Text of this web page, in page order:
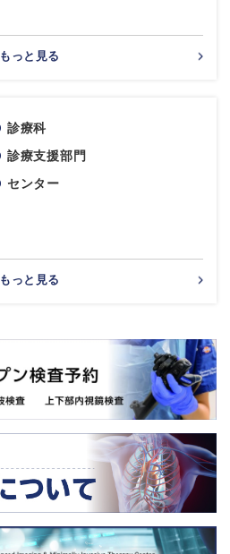
もっと見る
診療科
診療支援部門
センター
もっと見る